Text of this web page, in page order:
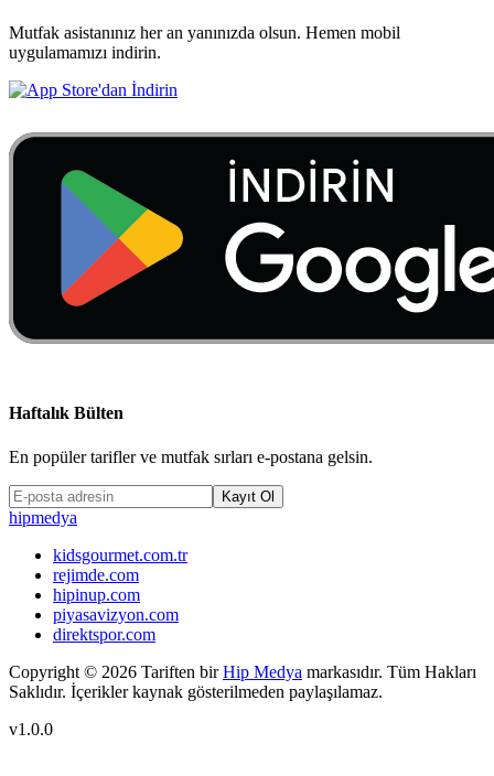
Mutfak asistanınız her an yanınızda olsun. Hemen mobil
uygulamamızı indirin.
Haftalık Bülten
En popüler tarifler ve mutfak sırları e-postana gelsin.
Kayıt Ol
hipmedya
kidsgourmet.com.tr
rejimde.com
hipinup.com
piyasavizyon.com
direktspor.com
Copyright © 2026 Tariften birHip Medya markasıdır. Tüm Hakları
Saklıdır. İçerikler kaynak gösterilmeden paylaşılamaz.
v1.0.0